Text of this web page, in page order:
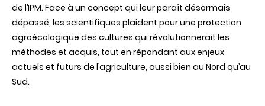
de l’IPM. Face à un concept qui leur paraît désormais
dépassé, les scientifiques plaident pour une protection
agroécologique des cultures qui révolutionnerait les
méthodes et acquis, tout en répondant aux enjeux
actuels et futurs de l’agriculture, aussi bien au Nord qu’au
Sud.